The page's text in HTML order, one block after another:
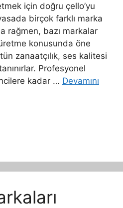
için doğru çello’yu
birçok farklı marka
rağmen, bazı markalar
konusunda öne
zanaatçılık, ses kalitesi
Profesyonel
kadar … Devamını